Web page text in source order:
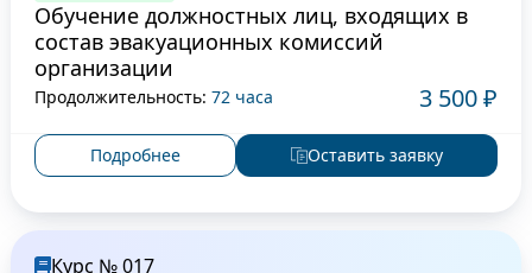
Обучение должностных лиц, входящих в
состав эвакуационных комиссий
организации
Продолжительность: 72 часа 3 500 ₽
Подробнее Оставить заявку
Курс № 017